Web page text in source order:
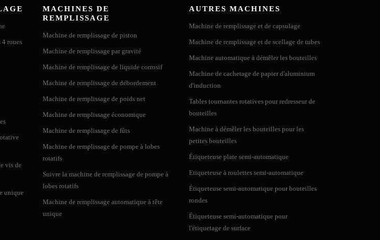
Delta de Taiwan
Recherche de précision (coentreprise sino-allemande)
Omron
Leuze
Siemens
Siemens
pour bouteille carrée
VK-T805 convient à toutes sortes de spécifications d'étiquetage de produits hexagonaux, carrés, ronds,
bouteilles rondes, les bouteilles plates cosmétiques, les panneaux incurvés. VK-T805 peut réaliser un
partiel, une double étiquette et trois ...
VK-T801
pour l'étiquetage de bouteilles rondes d'un diamètre compris entre 25 et 160 mm. Elle est équipée
de production maximale de 40 pièces/minute. Cette machine est une étiqueteuse semi-automatique
roues
vis de
unique
MACHINES DE
REMPLISSAGE
Machine de remplissage de piston
Machine de remplissage par gravité
Machine de remplissage de liquide corrosif
Machine de remplissage de débordement
Machine de remplissage de poids net
Machine de remplissage économique
Machine de remplissage de fûts
Machine de remplissage de pompe à lobes
rotatifs
Suivre la machine de remplissage de pompe à
lobes rotatifs
Machine de remplissage automatique à tête
unique
AUTRES MACHINES
Machine de remplissage et de capsulage
Machine de remplissage et de scellage de tubes
Machine automatique à démêler les bouteilles
Machine de cachetage de papier d'aluminium
d'induction
Tables tournantes rotatives pour redresseur de
bouteilles
Machine à démêler les bouteilles pour les
petites bouteilles
Étiqueteuse plate semi-automatique
Etiqueteuse à roulettes semi-automatique
Étiqueteuse semi-automatique pour bouteilles
rondes
Étiqueteuse semi-automatique pour
l'étiquetage de surface